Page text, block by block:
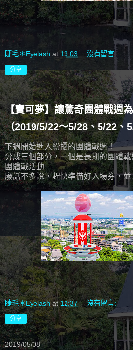
睫毛＊Eyelash at 13:03 沒有留言:
分享
【寶可夢】讓驚奇團體戰週
（2019/5/22～5/28、5/22、
下週開始進入紛擾的團體戰週！
分成三個部分，一個是長期的團體
團體戰活動
廢話不多說，趕快準備好入場券，
睫毛＊Eyelash at12:37 沒有留言:
分享
2019/05/08